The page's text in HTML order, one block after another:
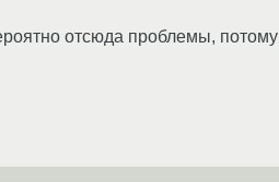
отсюда проблемы,